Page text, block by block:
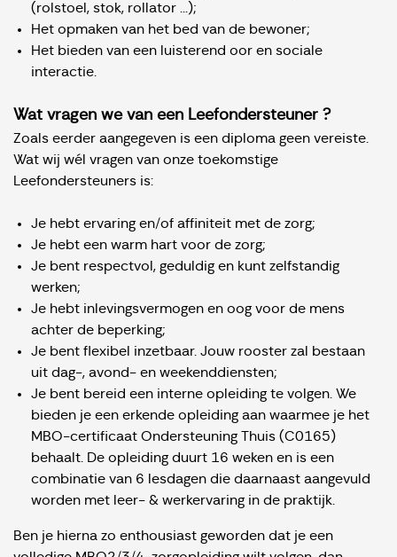
(rolstoel, stok, rollator ...);
Het opmaken van het bed van de bewoner;
Het bieden van een luisterend oor en sociale
interactie.
Wat vragen we van een Leefondersteuner ?
Zoals eerder aangegeven is een diploma geen vereiste.
Wat wij wél vragen van onze toekomstige
Leefondersteuners is:
Je hebt ervaring en/of affiniteit met de zorg;
Je hebt een warm hart voor de zorg;
Je bent respectvol, geduldig en kunt zelfstandig
werken;
Je hebt inlevingsvermogen en oog voor de mens
achter de beperking;
Je bent flexibel inzetbaar. Jouw rooster zal bestaan
uit dag-, avond- en weekenddiensten;
Je bent bereid een interne opleiding te volgen. We
bieden je een erkende opleiding aan waarmee je het
MBO-certificaat Ondersteuning Thuis (C0165)
behaalt. De opleiding duurt 16 weken en is een
combinatie van 6 lesdagen die daarnaast aangevuld
worden met leer- & werkervaring in de praktijk.
Ben je hierna zo enthousiast geworden dat je een